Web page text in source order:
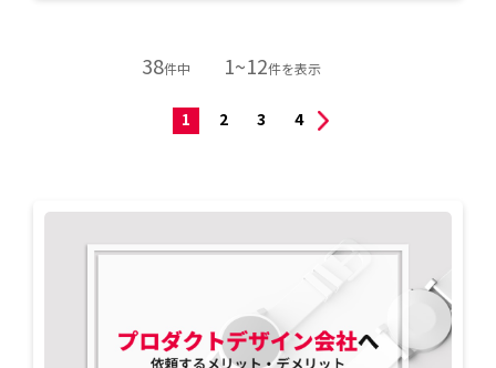
38件中 1~12件を表示
1 2 3 4